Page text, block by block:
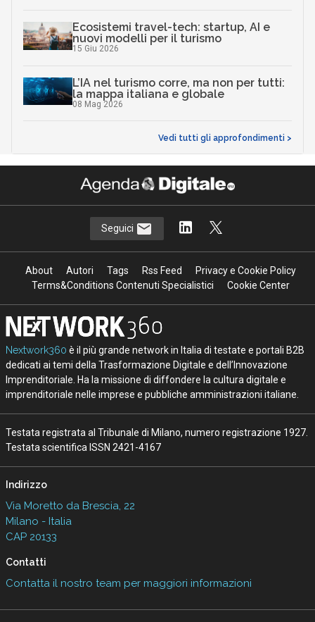
Ecosistemi travel-tech: startup, AI e
nuovi modelli per il turismo
15 Giu 2026
L’IA nel turismo corre, ma non per tutti:
la mappa italiana e globale
08 Mag 2026
Vedi tutti gli approfondimenti >
Seguici
About Autori Tags Rss Feed
Privacy e Cookie Policy
Terms&Conditions Contenuti Specialistici
Cookie Center
Nextwork360 è il più grande network in Italia di testate e portali B2B
dedicati ai temi della Trasformazione Digitale e dell’Innovazione
Imprenditoriale. Ha la missione di diffondere la cultura digitale e
imprenditoriale nelle imprese e pubbliche amministrazioni italiane.
Testata registrata al Tribunale di Milano, numero registrazione 1927.
Testata scientifica ISSN 2421-4167
Indirizzo
Via Moretto da Brescia, 22
Milano - Italia
CAP 20133
Contatti
Contatta il nostro team per maggiori informazioni